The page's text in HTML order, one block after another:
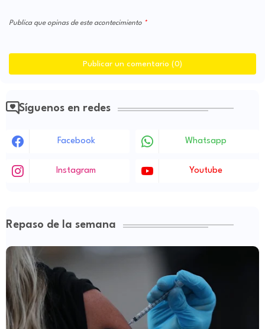
Publica que opinas de este acontecimiento
Publicar un comentario (0)
Síguenos en redes
Facebook Whatsapp
Instagram Youtube
Repaso de la semana